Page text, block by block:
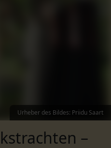
Urheber des Bildes: Priidu Saart
–